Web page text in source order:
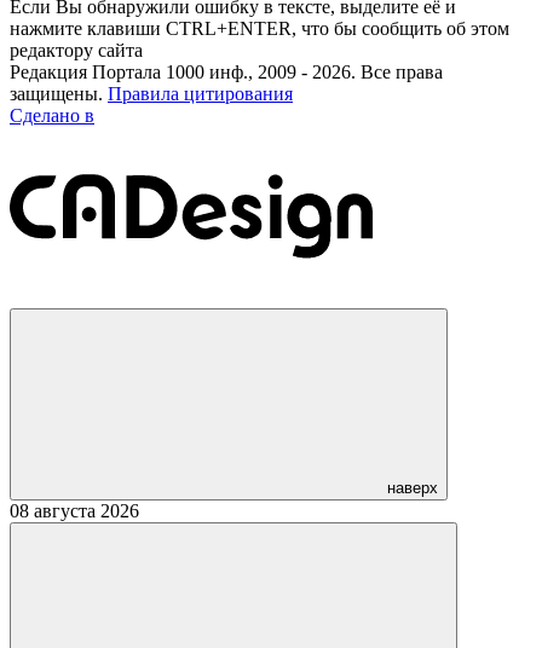
Если Вы обнаружили ошибку в тексте, выделите её и
нажмите клавиши CTRL+ENTER, что бы сообщить об этом
редактору сайта
Редакция Портала 1000 инф., 2009 - 2026. Все права
защищены. Правила цитирования
Сделано в
наверх
08 августа 2026